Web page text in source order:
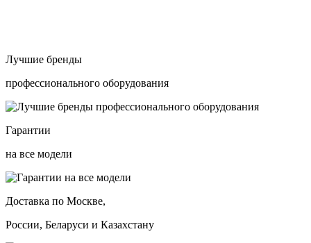
Лучшие бренды
профессионального оборудования
Гарантии
на все модели
Доставка по Москве,
России, Беларуси и Казахстану